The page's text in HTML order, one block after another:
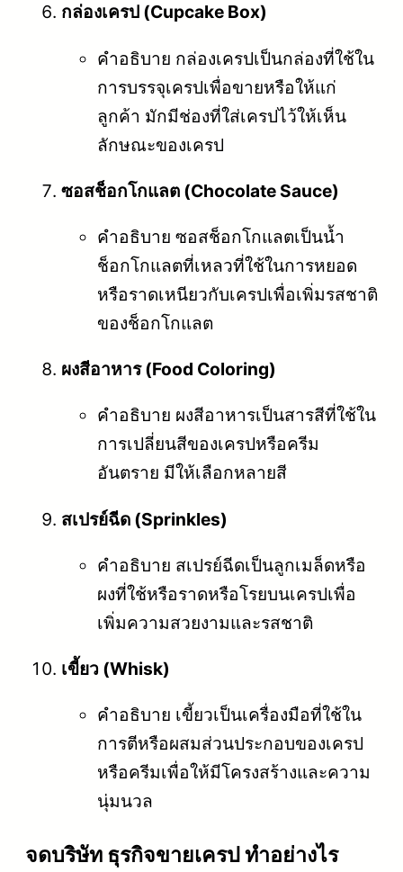
กล่องเครป (Cupcake Box)
คำอธิบาย กล่องเครปเป็นกล่องที่ใช้ใน
การบรรจุเครปเพื่อขายหรือให้แก่
ลูกค้า มักมีช่องที่ใส่เครปไว้ให้เห็น
ลักษณะของเครป
ซอสช็อกโกแลต (Chocolate Sauce)
คำอธิบาย ซอสช็อกโกแลตเป็นน้ำ
ช็อกโกแลตที่เหลวที่ใช้ในการหยอด
หรือราดเหนียวกับเครปเพื่อเพิ่มรสชาติ
ของช็อกโกแลต
ผงสีอาหาร (Food Coloring)
คำอธิบาย ผงสีอาหารเป็นสารสีที่ใช้ใน
การเปลี่ยนสีของเครปหรือครีม
อันตราย มีให้เลือกหลายสี
สเปรย์ฉีด (Sprinkles)
คำอธิบาย สเปรย์ฉีดเป็นลูกเมล็ดหรือ
ผงที่ใช้หรือราดหรือโรยบนเครปเพื่อ
เพิ่มความสวยงามและรสชาติ
เขี้ยว (Whisk)
คำอธิบาย เขี้ยวเป็นเครื่องมือที่ใช้ใน
การตีหรือผสมส่วนประกอบของเครป
หรือครีมเพื่อให้มีโครงสร้างและความ
นุ่มนวล
จดบริษัท ธุรกิจขายเครป ทำอย่างไร